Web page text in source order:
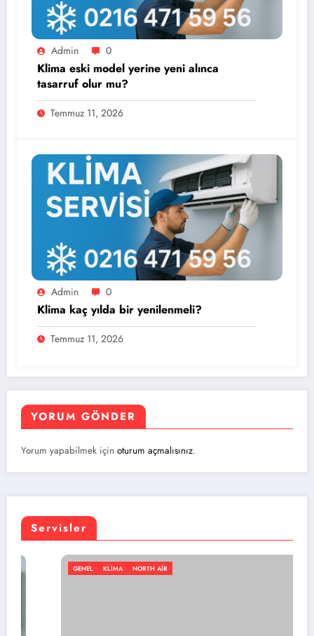
Admin 0
Klima eski model yerine yeni alınca
tasarruf olur mu?
Temmuz 11, 2026
Admin 0
Klima kaç yılda bir yenilenmeli?
Temmuz 11, 2026
YORUM GÖNDER
Yorum yapabilmek için oturum açmalısınız.
Servisler
KLIMA NORTH AIR